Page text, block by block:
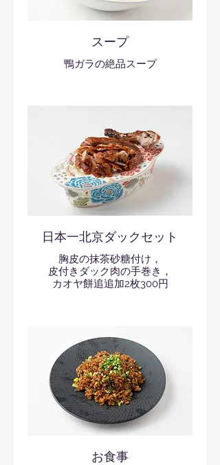
スープ
鴨ガラの絶品スープ
日本一北京ダックセット
胸皮の抹茶砂糖付け，
皮付きダック肉の手巻き，
カオヤ餅追追加2枚300円
お食事